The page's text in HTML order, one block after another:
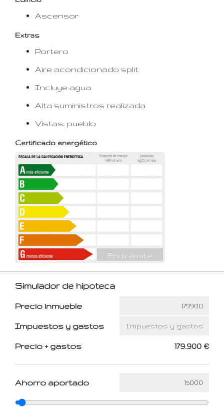
Ascensor
Extras
Portero
Aire acondicionado split
Incluye agua
Alta suministros realizada
Vistas: pueblo
Certificado energético
En trámite
Simulador de hipoteca
Precio inmueble
Impuestos y gastos
Precio + gastos 179.900 €
Ahorro aportado